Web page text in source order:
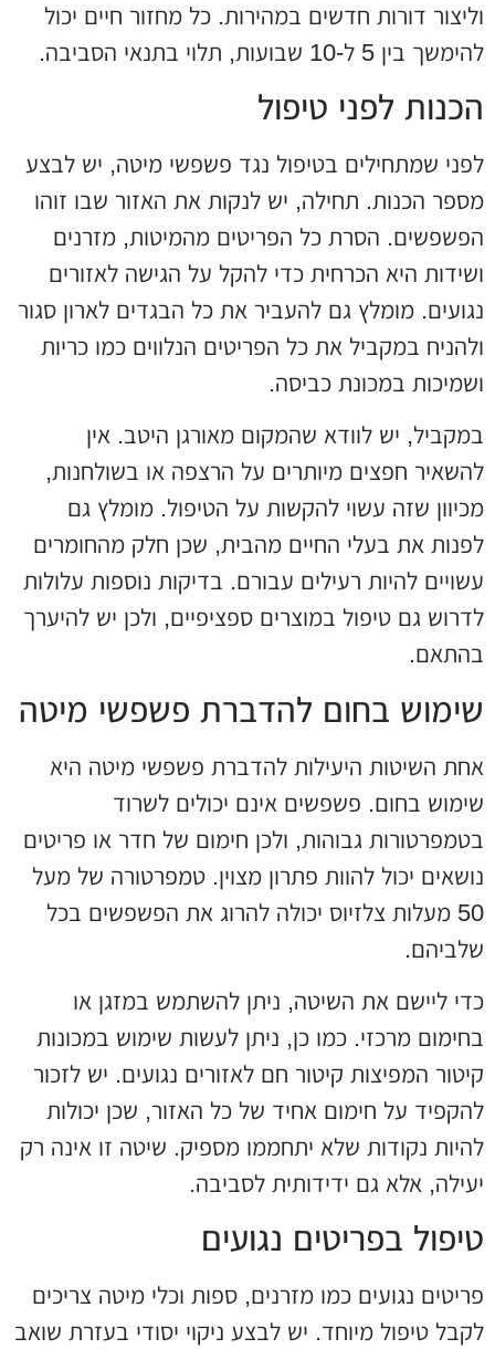
וליצור דורות חדשים במהירות. כל מחזור חיים יכול
להימשך בין 5 ל-10 שבועות, תלוי בתנאי הסביבה.
הכנות לפני טיפול
לפני שמתחילים בטיפול נגד פשפשי מיטה, יש לבצע
מספר הכנות. תחילה, יש לנקות את האזור שבו זוהו
הפשפשים. הסרת כל הפריטים מהמיטות, מזרנים
ושידות היא הכרחית כדי להקל על הגישה לאזורים
נגועים. מומלץ גם להעביר את כל הבגדים לארון סגור
ולהניח במקביל את כל הפריטים הנלווים כמו כריות
ושמיכות במכונת כביסה.
במקביל, יש לוודא שהמקום מאורגן היטב. אין
להשאיר חפצים מיותרים על הרצפה או בשולחנות,
מכיוון שזה עשוי להקשות על הטיפול. מומלץ גם
לפנות את בעלי החיים מהבית, שכן חלק מהחומרים
עשויים להיות רעילים עבורם. בדיקות נוספות עלולות
לדרוש גם טיפול במוצרים ספציפיים, ולכן יש להיערך
בהתאם.
שימוש בחום להדברת פשפשי מיטה
אחת השיטות היעילות להדברת פשפשי מיטה היא
שימוש בחום. פשפשים אינם יכולים לשרוד
בטמפרטורות גבוהות, ולכן חימום של חדר או פריטים
נושאים יכול להוות פתרון מצוין. טמפרטורה של מעל
50 מעלות צלזיוס יכולה להרוג את הפשפשים בכל
שלביהם.
כדי ליישם את השיטה, ניתן להשתמש במזגן או
בחימום מרכזי. כמו כן, ניתן לעשות שימוש במכונות
קיטור המפיצות קיטור חם לאזורים נגועים. יש לזכור
להקפיד על חימום אחיד של כל האזור, שכן יכולות
להיות נקודות שלא יתחממו מספיק. שיטה זו אינה רק
יעילה, אלא גם ידידותית לסביבה.
טיפול בפריטים נגועים
פריטים נגועים כמו מזרנים, ספות וכלי מיטה צריכים
לקבל טיפול מיוחד. יש לבצע ניקוי יסודי בעזרת שואב